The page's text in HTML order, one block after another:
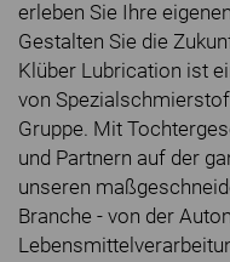
erleben Sie Ihre
Gestalten Sie die
Klüber Lubrication ist
von
Gruppe. Mit
und Partnern auf der
unseren
Branche - von der